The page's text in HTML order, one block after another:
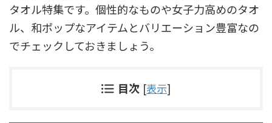
タオル特集です。個性的なものや女子力高めのタオ
ル、和ポップなアイテムとバリエーション豊富なの
でチェックしておきましょう。
目次 [表示]